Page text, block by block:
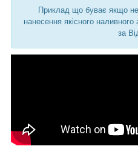
Приклад що буває якщо
нанесення якісного
за